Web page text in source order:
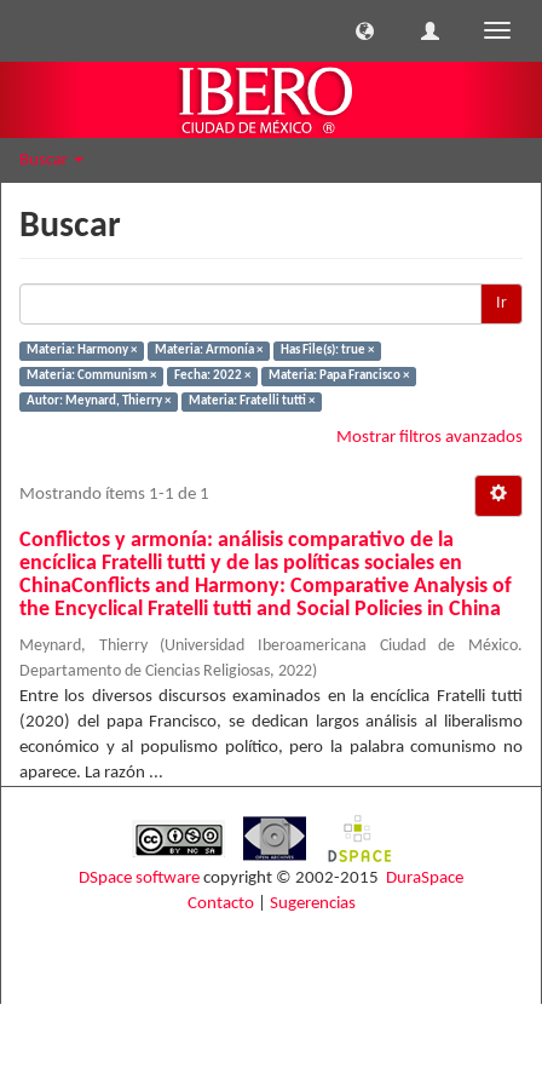
Buscar
Buscar
Ir
Materia: Harmony × Materia: Armonía ×
Has File(s): true ×
Materia: Communism ×
Fecha: 2022 ×
Materia: Papa Francisco ×
Autor: Meynard, Thierry ×
Materia: Fratelli tutti ×
Mostrar filtros avanzados
Mostrando ítems 1-1 de 1
Conflictos y armonía: análisis comparativo de la
encíclica Fratelli tutti y de las políticas sociales en
ChinaConflicts and Harmony: Comparative Analysis of
the Encyclical Fratelli tutti and Social Policies in China
Meynard, Thierry (Universidad Iberoamericana Ciudad de México.
Departamento de Ciencias Religiosas, 2022)
Entre los diversos discursos examinados en la encíclica Fratelli tutti
(2020) del papa Francisco, se dedican largos análisis al liberalismo
económico y al populismo político, pero la palabra comunismo no
aparece. La razón ...
DSpace software copyright © 2002-2015 DuraSpace
Contacto| Sugerencias